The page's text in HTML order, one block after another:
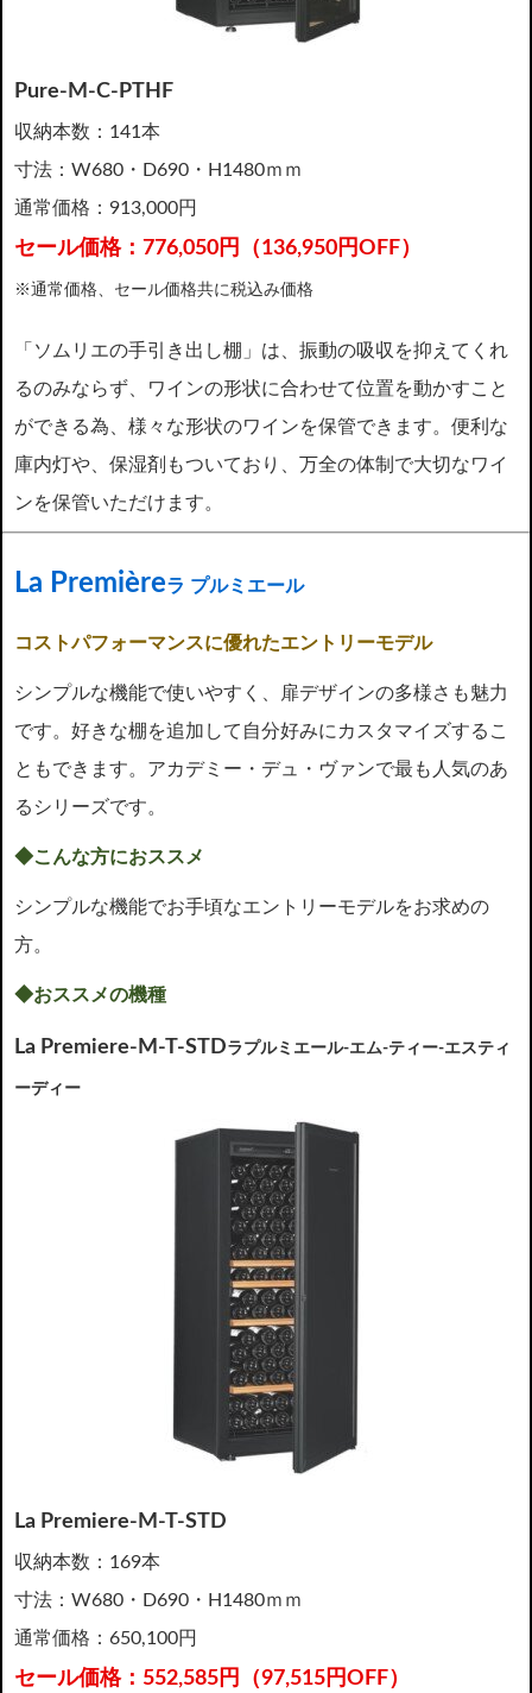
Pure-M-C-PTHF
収納本数：141本
寸法：W680・D690・H1480ｍｍ
通常価格：913,000円
セール価格：776,050円（136,950円OFF）
※通常価格、セール価格共に税込み価格
「ソムリエの手引き出し棚」は、振動の吸収を抑えてくれ
るのみならず、ワインの形状に合わせて位置を動かすこと
ができる為、様々な形状のワインを保管できます。便利な
庫内灯や、保湿剤もついており、万全の体制で大切なワイ
ンを保管いただけます。
La Premièreラ プルミエール
コストパフォーマンスに優れたエントリーモデル
シンプルな機能で使いやすく、扉デザインの多様さも魅力
です。好きな棚を追加して自分好みにカスタマイズするこ
ともできます。アカデミー・デュ・ヴァンで最も人気のあ
るシリーズです。
◆こんな方におススメ
シンプルな機能でお手頃なエントリーモデルをお求めの
方。
◆おススメの機種
La Premiere-M-T-STDラプルミエール‐エム‐ティー‐エスティ
ーディー
La Premiere-M-T-STD
収納本数：169本
寸法：W680・D690・H1480ｍｍ
通常価格：650,100円
セール価格：552,585円（97,515円OFF）